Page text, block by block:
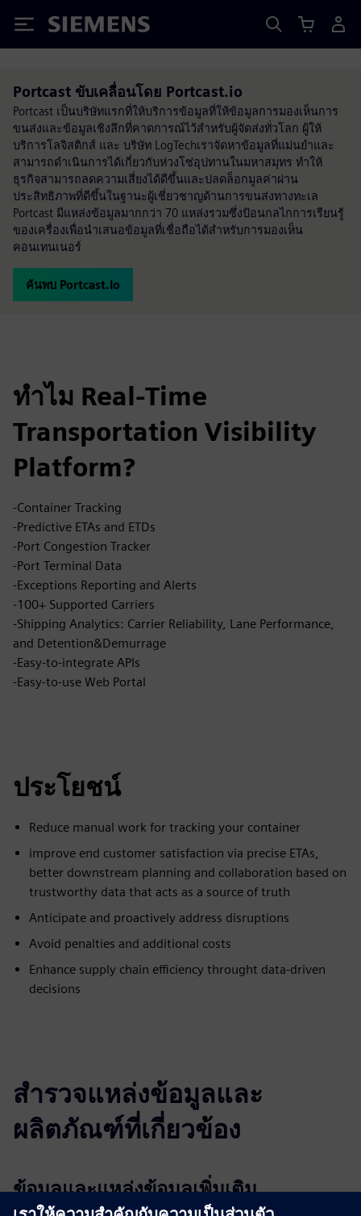
Siemens
Portcast ขับเคลื่อนโดย Portcast.io
Portcast เป็นบริษัทแรกที่ให้บริการข้อมูลที่ให้ข้อมูลการมองเห็นการ
ขนส่งและข้อมูลเชิงลึกที่คาดการณ์ไว้สำหรับผู้จัดส่งทั่วโลก ผู้ให้
บริการโลจิสติกส์ และ บริษัท LogTechเราจัดหาข้อมูลที่แม่นยำและ
สามารถดำเนินการได้เกี่ยวกับห่วงโซ่อุปทานในมหาสมุทร ทำให้
ธุรกิจสามารถลดความเสี่ยงได้ดีขึ้นและปลดล็อกมูลค่าผ่าน
ประสิทธิภาพที่ดีขึ้นในฐานะผู้เชี่ยวชาญด้านการขนส่งทางทะเล
Portcast มีแหล่งข้อมูลมากกว่า 70 แหล่งรวมซึ่งป้อนกลไกการเรียนรู้
ของเครื่องเพื่อนำเสนอข้อมูลที่เชื่อถือได้สำหรับการมองเห็น
คอนเทนเนอร์
ค้นพบ Portcast.io
ทำไม Real-Time
Transportation Visibility
Platform?
-Container Tracking
-Predictive ETAs and ETDs
-Port Congestion Tracker
-Port Terminal Data
-Exceptions Reporting and Alerts
-100+ Supported Carriers
-Shipping Analytics: Carrier Reliability, Lane Performance,
and Detention&Demurrage
-Easy-to-integrate APIs
-Easy-to-use Web Portal
ประโยชน์
Reduce manual work for tracking your container
improve end customer satisfaction via precise ETAs,
better downstream planning and collaboration based on
trustworthy data that acts as a source of truth
Anticipate and proactively address disruptions
Avoid penalties and additional costs
Enhance supply chain efficiency throught data-driven
decisions
สำรวจแหล่งข้อมูลและ
ผลิตภัณฑ์ที่เกี่ยวข้อง
ข้อมูลและแหล่งข้อมูลเพิ่มเติม